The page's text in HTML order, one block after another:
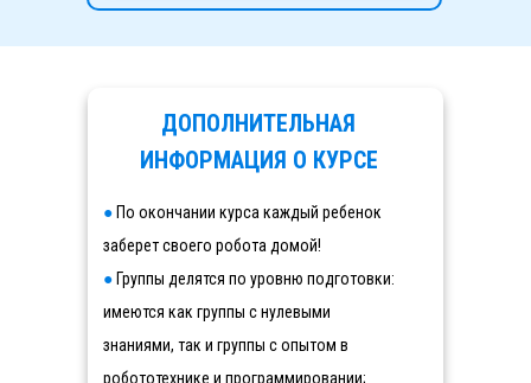
ДОПОЛНИТЕЛЬНАЯ
ИНФОРМАЦИЯ О КУРСЕ
● По окончании курса каждый ребенок
заберет своего робота домой!
● Группы делятся по уровню подготовки:
имеются как группы с нулевыми
знаниями, так и группы с опытом в
робототехнике и программировании;